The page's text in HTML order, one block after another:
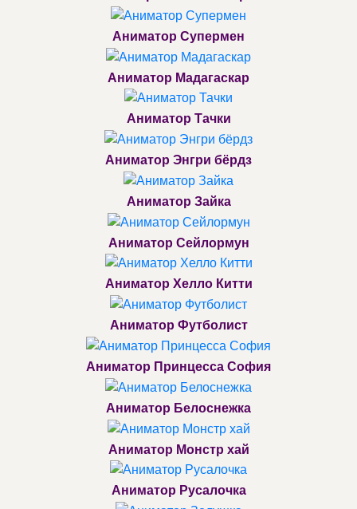
Аниматор Супермен
Аниматор Мадагаскар
Аниматор Тачки
Аниматор Энгри бёрдз
Аниматор Зайка
Аниматор Сейлормун
Аниматор Хелло Китти
Аниматор Футболист
Аниматор Принцесса София
Аниматор Белоснежка
Аниматор Монстр хай
Аниматор Русалочка